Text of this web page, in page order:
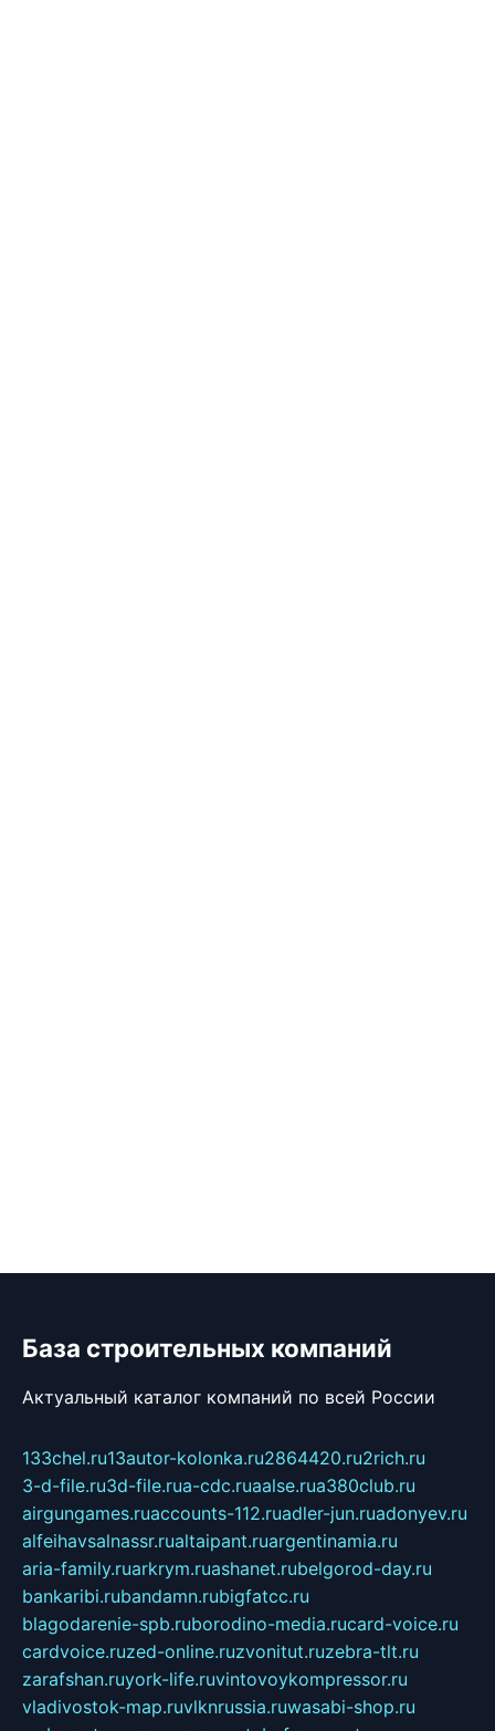
База строительных компаний
Актуальный каталог компаний по всей России
133chel.ru13autor-kolonka.ru2864420.ru2rich.ru
3-d-file.ru3d-file.rua-cdc.ruaalse.rua380club.ru
airgungames.ruaccounts-112.ruadler-jun.ruadonyev.ru
alfeihavsalnassr.rualtaipant.ruargentinamia.ru
aria-family.ruarkrym.ruashanet.rubelgorod-day.ru
bankaribi.rubandamn.rubigfatcc.ru
blagodarenie-spb.ruborodino-media.rucard-voice.ru
cardvoice.ruzed-online.ruzvonitut.ruzebra-tlt.ru
zarafshan.ruyork-life.ruvintovoykompressor.ru
vladivostok-map.ruvlknrussia.ruwasabi-shop.ru